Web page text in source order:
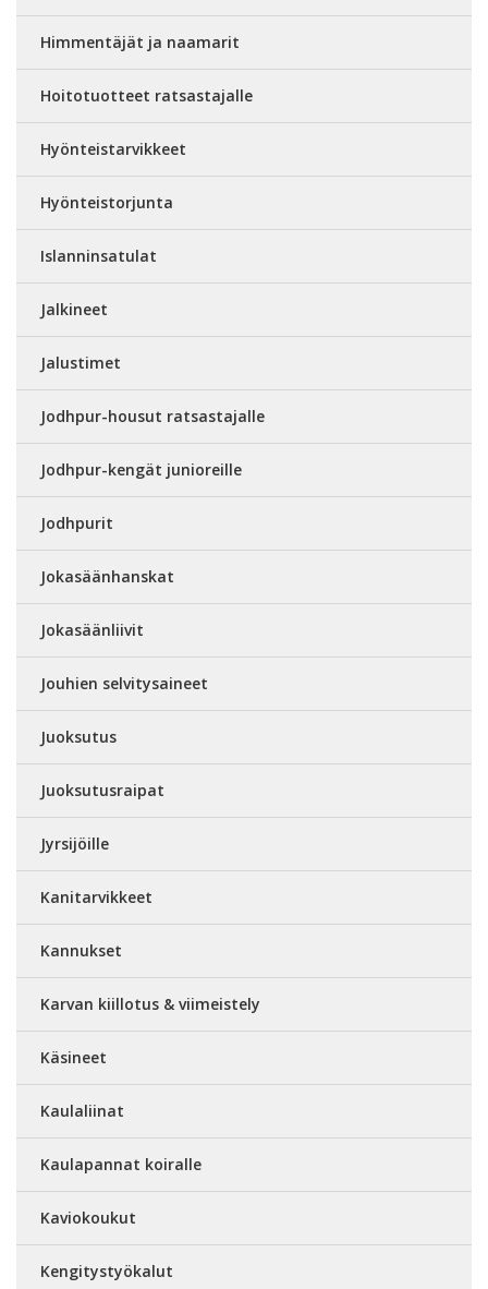
Himmentäjät ja naamarit
Hoitotuotteet ratsastajalle
Hyönteistarvikkeet
Hyönteistorjunta
Islanninsatulat
Jalkineet
Jalustimet
Jodhpur-housut ratsastajalle
Jodhpur-kengät junioreille
Jodhpurit
Jokasäänhanskat
Jokasäänliivit
Jouhien selvitysaineet
Juoksutus
Juoksutusraipat
Jyrsijöille
Kanitarvikkeet
Kannukset
Karvan kiillotus & viimeistely
Käsineet
Kaulaliinat
Kaulapannat koiralle
Kaviokoukut
Kengitystyökalut